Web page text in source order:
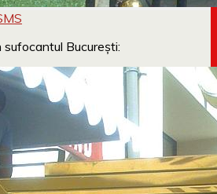
București: